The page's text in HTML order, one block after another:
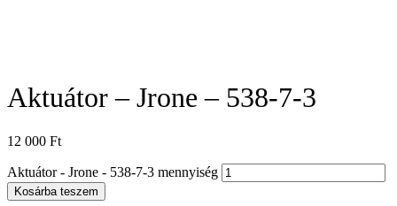
Aktuátor – Jrone – 538-7-3
12 000 Ft
Aktuátor - Jrone - 538-7-3 mennyiség
Kosárba teszem